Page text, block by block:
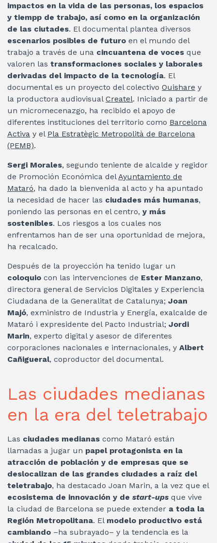
impactos en la vida de las personas, los espacios
y tiempp de trabajo, así como en la organización
de las ciutades. El documental plantea diversos
escenarios posibles de futuro en el mundo del
trabajo a través de una cincuantena de voces que
valoren las transformaciones sociales y laborales
derivadas del impacto de la tecnología. El
documental es un proyecto del colectivo Ouishare y
la productora audiovisual Createl. Iniciado a partir de
un micromecenazgo, ha recibido el apoyo de
diferentes instituciones del territorio como Barcelona
Activa y el Pla Estratègic Metropolità de Barcelona
(PEMB).
Sergi Morales, segundo teniente de alcalde y regidor
de Promoción Económica del Ayuntamiento de
Mataró, ha dado la bienvenida al acto y ha apuntado
la necesidad de hacer las ciudades más humanas,
poniendo las personas en el centro, y más
sostenibles. Los riesgos a los cuales nos
enfrentamos han de ser una oportunidad de mejora,
ha recalcado.
Después de la proyección ha tenido lugar un
coloquio con las intervenciones de Ester Manzano,
directora general de Servicios Digitales y Experiencia
Ciudadana de la Generalitat de Catalunya; Joan
Majó, exministro de Industria y Energía, exalcalde de
Mataró i expresidente del Pacto Industrial; Jordi
Marin, experto digital y asesor de diferentes
corporaciones nacionales e internacionales, y Albert
Cañigueral, coproductor del documental.
Las ciudades medianas
en la era del teletrabajo
Las ciudades medianas como Mataró están
llamadas a jugar un papel protagonista en la
atracción de población y de empresas que se
deslocalizan de las grandes ciudades a raíz del
teletrabajo, ha destacado Joan Marin, a la vez que el
ecosistema de innovación y de start-ups que vive
la ciudad de Barcelona se puede extender a toda la
Región Metropolitana. El modelo productivo está
cambiando –ha subrayado– y la tendencia es la